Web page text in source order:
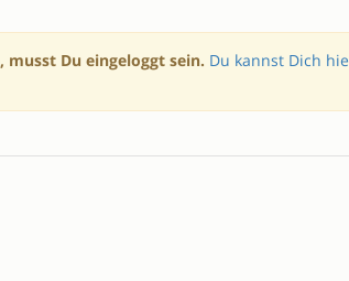
musst Du eingeloggt sein. Du kannst Dich